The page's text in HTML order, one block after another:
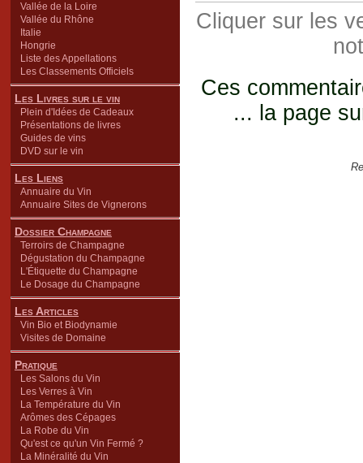
Vallée de la Loire
Vallée du Rhône
Italie
Hongrie
Liste des Appellations
Les Classements Officiels
Les Livres sur le vin
Plein d'Idées de Cadeaux
Présentations de livres
Guides de vins
DVD sur le vin
Les Liens
Annuaire du Vin
Annuaire Sites de Vignerons
Dossier Champagne
Terroirs de Champagne
Dégustation du Champagne
L'Étiquette du Champagne
Le Dosage du Champagne
Les Articles
Vin Bio et Biodynamie
Visites de Domaine
Pratique
Les Salons du Vin
Les Verres à Vin
La Température du Vin
Arômes des Cépages
La Robe du Vin
Qu'est ce qu'un Vin Fermé ?
La Minéralité du Vin
Cliquer sur les
Ces
... la page